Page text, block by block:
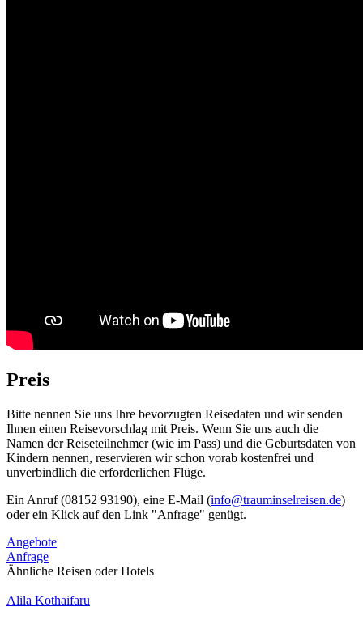
Preis
Bitte nennen Sie uns Ihre bevorzugten Reisedaten und wir senden
Ihnen einen Reisevorschlag mit Preis. Wenn Sie uns auch die
Namen der Reiseteilnehmer (wie im Pass) und die Geburtsdaten von
Kindern nennen, reservieren wir schon vorab kostenfrei und
unverbindlich die erforderlichen Flüge.
Ein Anruf (08152 93190), eine E-Mail (info@trauminselreisen.de)
oder ein Klick auf den Link "Anfrage" genügt.
Angebote
Anfrage
Ähnliche Reisen oder Hotels
Alila Kothaifaru